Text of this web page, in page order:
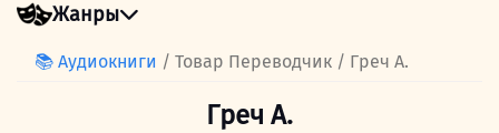
Жанры
📚 Аудиокниги / Товар Переводчик / Греч А.
Греч А.